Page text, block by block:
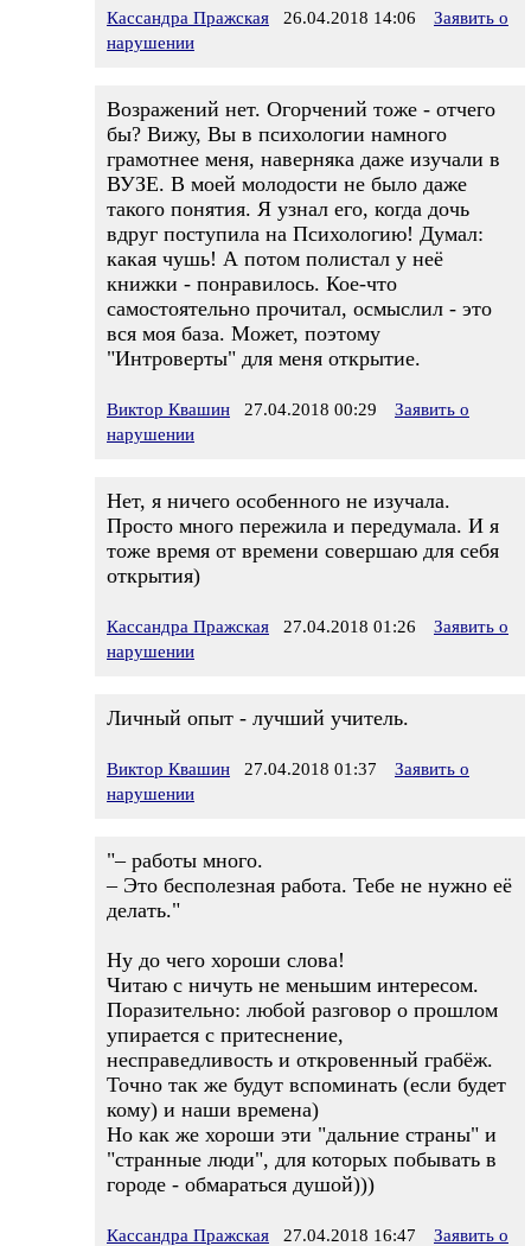
Кассандра Пражская 26.04.2018 14:06
Заявить о
нарушении
Возражений нет. Огорчений тоже - отчего
бы? Вижу, Вы в психологии намного
грамотнее меня, наверняка даже изучали в
ВУЗЕ. В моей молодости не было даже
такого понятия. Я узнал его, когда дочь
вдруг поступила на Психологию! Думал:
какая чушь! А потом полистал у неё
книжки - понравилось. Кое-что
самостоятельно прочитал, осмыслил - это
вся моя база. Может, поэтому
"Интроверты" для меня открытие.
Виктор Квашин 27.04.2018 00:29
Заявить о
нарушении
Нет, я ничего особенного не изучала.
Просто много пережила и передумала. И я
тоже время от времени совершаю для себя
открытия)
Кассандра Пражская 27.04.2018 01:26
Заявить о
нарушении
Личный опыт - лучший учитель.
Виктор Квашин 27.04.2018 01:37
Заявить о
нарушении
"– работы много.
– Это бесполезная работа. Тебе не нужно её
делать."
Ну до чего хороши слова!
Читаю с ничуть не меньшим интересом.
Поразительно: любой разговор о прошлом
упирается с притеснение,
несправедливость и откровенный грабёж.
Точно так же будут вспоминать (если будет
кому) и наши времена)
Но как же хороши эти "дальние страны" и
"странные люди", для которых побывать в
городе - обмараться душой)))
Кассандра Пражская 27.04.2018 16:47
Заявить о